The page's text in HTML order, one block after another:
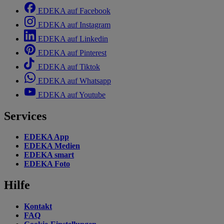
EDEKA auf Facebook
EDEKA auf Instagram
EDEKA auf Linkedin
EDEKA auf Pinterest
EDEKA auf Tiktok
EDEKA auf Whatsapp
EDEKA auf Youtube
Services
EDEKA App
EDEKA Medien
EDEKA smart
EDEKA Foto
Hilfe
Kontakt
FAQ